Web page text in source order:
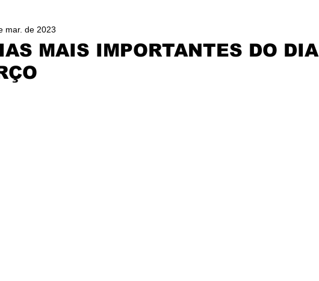
MAIS IMPORTANTES DO DIA
mar. de 2023